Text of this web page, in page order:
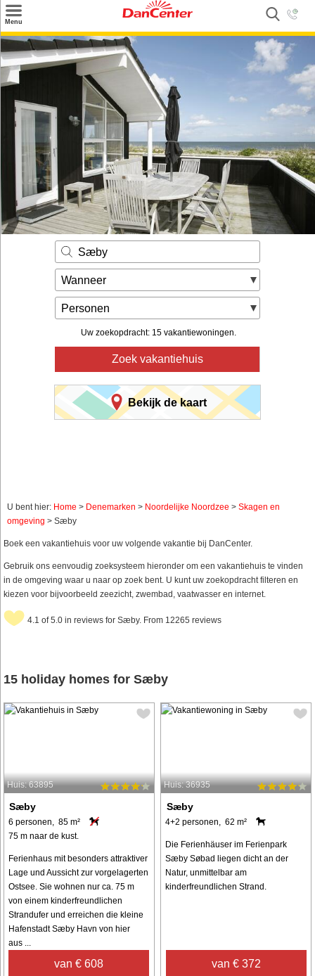
Menu
Zoeken
Inspiratie
Informatie over
Service
Kontakt
Sæby
Wanneer
Personen
Uw zoekopdracht: 15 vakantiewoningen.
Zoek vakantiehuis
Bekijk de kaart
U bent hier: Home > Denemarken > Noordelijke Noordzee > Skagen en
omgeving > Sæby
Boek een vakantiehuis voor uw volgende vakantie bij DanCenter.
Gebruik ons eenvoudig zoeksysteem hieronder om een vakantiehuis te vinden
in de omgeving waar u naar op zoek bent. U kunt uw zoekopdracht filteren en
kiezen voor bijvoorbeeld zeezicht, zwembad, vaatwasser en internet.
4.1 of 5.0 in reviews for Sæby. From 12265 reviews
15 holiday homes for Sæby
Huis: 63895
Sæby
6 personen, 85 m²
75 m naar de kust.
Ferienhaus mit besonders attraktiver
Lage und Aussicht zur vorgelagerten
Ostsee. Sie wohnen nur ca. 75 m
von einem kinderfreundlichen
Strandufer und erreichen die kleine
Hafenstadt Sæby Havn von hier
aus ...
van € 608
Huis: 36935
Sæby
4+2 personen, 62 m²
Die Ferienhäuser im Ferienpark
Sæby Søbad liegen dicht an der
Natur, unmittelbar am
kinderfreundlichen Strand.
van € 372